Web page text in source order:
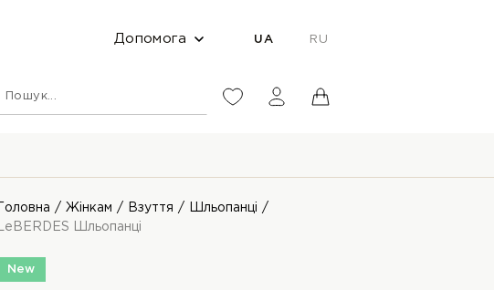
Допомога UA RU
Головна Жінкам Взуття
Шльопанці
LeBERDES Шльопанці
New